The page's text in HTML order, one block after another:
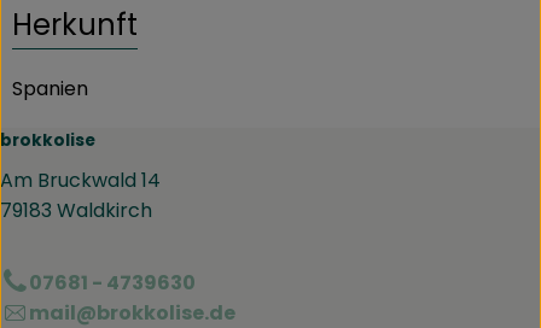
Herkunft
Spanien
brokkolise
Am Bruckwald 14
79183 Waldkirch
07681 - 4739630
mail@brokkolise.de